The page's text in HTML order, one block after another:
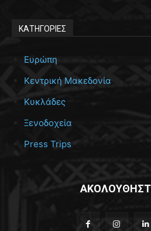
ΚΑΤΗΓΟΡΙΕΣ
Ευρώπη
Κεντρική Μακεδονία
Κυκλάδες
Ξενοδοχεία
Press Trips